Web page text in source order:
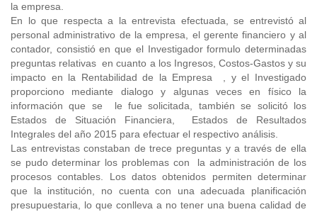
la empresa.
En lo que respecta a la entrevista efectuada, se entrevistó al
personal administrativo de la empresa, el gerente financiero y al
contador, consistió en que el Investigador formulo determinadas
preguntas relativas en cuanto a los Ingresos, Costos-Gastos y su
impacto en la Rentabilidad de la Empresa , y el Investigado
proporciono mediante dialogo y algunas veces en físico la
información que se le fue solicitada, también se solicitó los
Estados de Situación Financiera, Estados de Resultados
Integrales del año 2015 para efectuar el respectivo análisis.
Las entrevistas constaban de trece preguntas y a través de ella
se pudo determinar los problemas con la administración de los
procesos contables. Los datos obtenidos permiten determinar
que la institución, no cuenta con una adecuada planificación
presupuestaria, lo que conlleva a no tener una buena calidad de